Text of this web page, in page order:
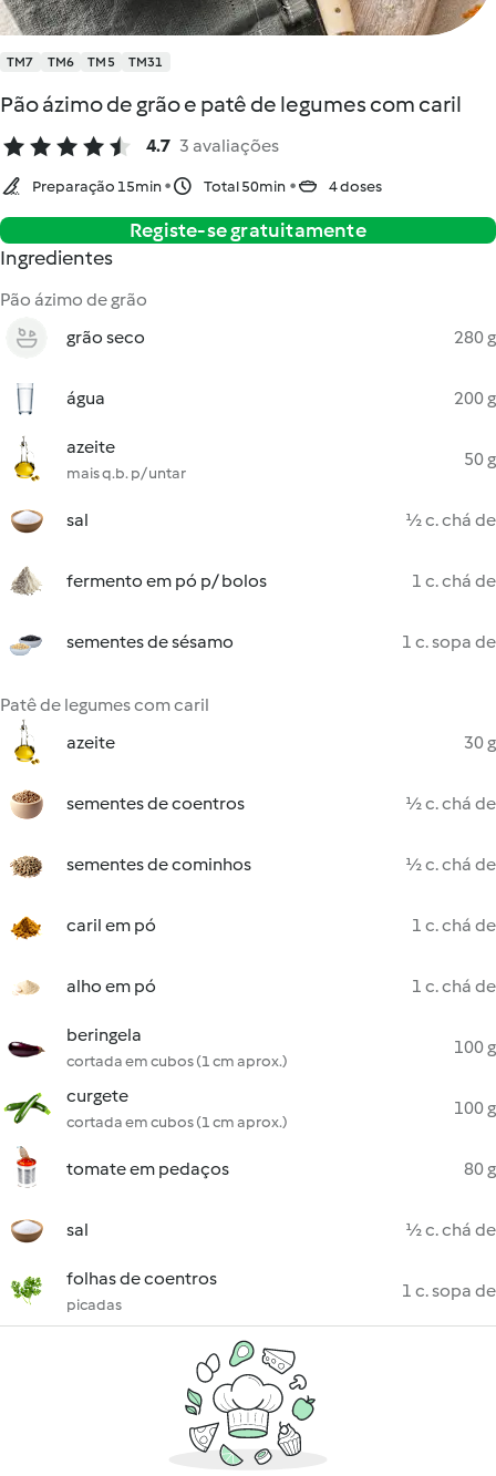
TM7 TM6 TM5 TM31
Pão ázimo de grão e patê de legumes com caril
4.7 3 avaliações
Preparação 15min Total 50min 4 doses
Registe-se gratuitamente
Ingredientes
Pão ázimo de grão
grão seco
280 g
água 200 g
azeite
mais q.b. p/ untar
50 g
sal ½ c. chá de
fermento em pó p/ bolos 1 c. chá de
sementes de sésamo 1 c. sopa de
Patê de legumes com caril
azeite
30 g
sementes de coentros ½ c. chá de
sementes de cominhos ½ c. chá de
caril em pó 1 c. chá de
alho em pó 1 c. chá de
beringela
cortada em cubos (1 cm aprox.)
100 g
curgete
cortada em cubos (1 cm aprox.)
100 g
tomate em pedaços 80 g
sal ½ c. chá de
folhas de coentros
picadas
1 c. sopa de